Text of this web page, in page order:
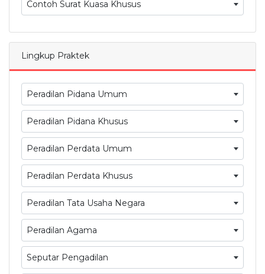
Contoh Surat Kuasa Khusus
Lingkup Praktek
Peradilan Pidana Umum
Peradilan Pidana Khusus
Peradilan Perdata Umum
Peradilan Perdata Khusus
Peradilan Tata Usaha Negara
Peradilan Agama
Seputar Pengadilan